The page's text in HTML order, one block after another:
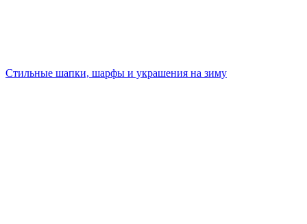
Стильные шапки, шарфы и украшения на зиму